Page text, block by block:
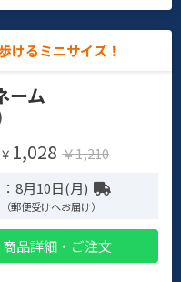
けるミニサイズ！
ーム
￥ 1,028 ￥1,210
8月10日(月)
郵便受けへお届け）
商品詳細・ご注文